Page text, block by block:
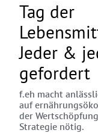
Tag der
Jeder &
gefordert
f.eh macht
auf
der
Strategie nötig.